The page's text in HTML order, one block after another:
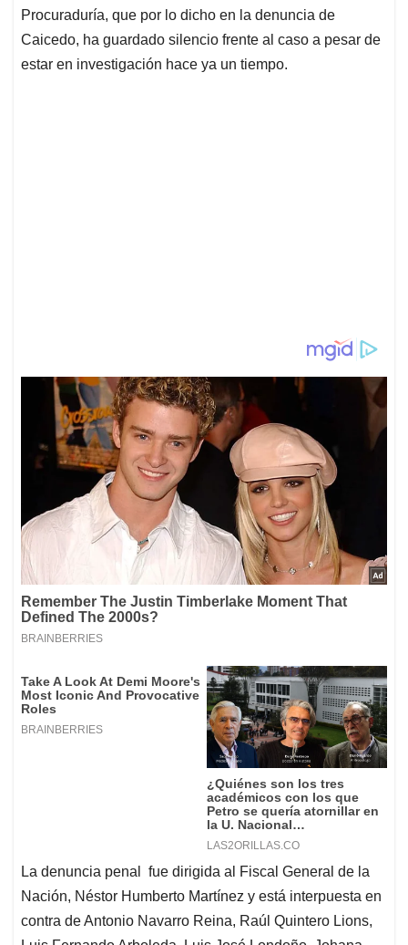
Procuraduría, que por lo dicho en la denuncia de
Caicedo, ha guardado silencio frente al caso a pesar de
estar en investigación hace ya un tiempo.
La denuncia penal fue dirigida al Fiscal General de la
Nación, Néstor Humberto Martínez y está interpuesta en
contra de Antonio Navarro Reina, Raúl Quintero Lions,